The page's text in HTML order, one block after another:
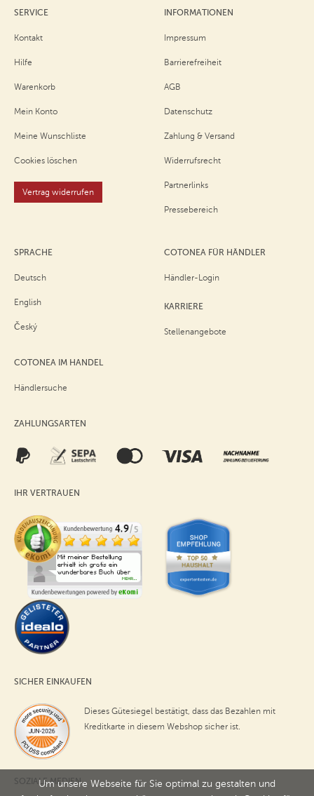
Um unsere Webseite für Sie optimal zu gestalten und
SERVICE
Kontakt
Hilfe
Warenkorb
Mein Konto
Meine Wunschliste
Cookies löschen
Vertrag widerrufen
INFORMATIONEN
Impressum
Barrierefreiheit
AGB
Datenschutz
Zahlung & Versand
Widerrufsrecht
Partnerlinks
Pressebereich
SPRACHE
Deutsch
English
Český
COTONEA IM HANDEL
Händlersuche
COTONEA FÜR HÄNDLER
Händler-Login
KARRIERE
Stellenangebote
ZAHLUNGSARTEN
IHR VERTRAUEN
SICHER EINKAUFEN
Dieses Gütesiegel bestätigt, dass das Bezahlen mit
Kreditkarte in diesem Webshop sicher ist.
SOZIALE MEDIEN